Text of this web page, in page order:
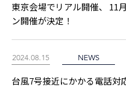
東京会場でリアル開催、 11
ン開催が決定！
2024.08.15 NEWS
台風7号接近にかかる電話対